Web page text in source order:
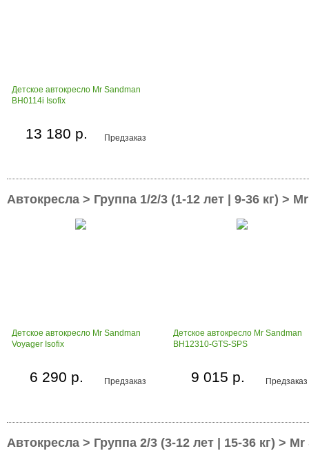
Детское автокресло Mr Sandman
BH0114i Isofix
Предзаказ
13 180 р.
Автокресла > Группа 1/2/3 (1-12 лет | 9-36 кг) >
Детское автокресло Mr Sandman
Voyager Isofix
Предзаказ
6 290 р.
Детское автокресло Mr Sandman
BH12310-GTS-SPS
Предзаказ
9 015 р.
Автокресла > Группа 2/3 (3-12 лет | 15-36 кг) >